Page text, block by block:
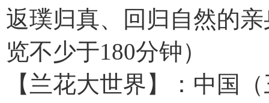
返璞归真、回归自然的
览不少于180分钟）
【兰花大世界】：中国